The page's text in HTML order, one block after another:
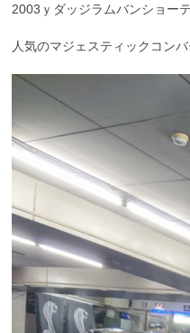
2003ｙダッジラムバンショー
人気のマジェスティックコン